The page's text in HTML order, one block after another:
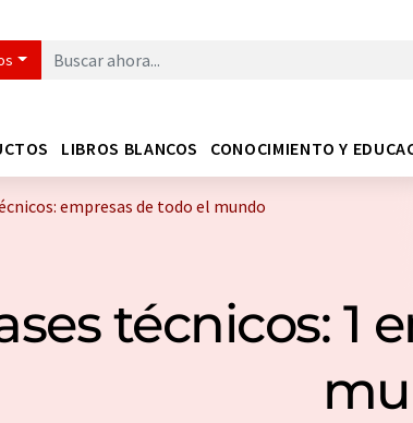
LIBROS BLANCOS CONOCIMIENTO Y
empresas de todo el mundo
técnicos: 1